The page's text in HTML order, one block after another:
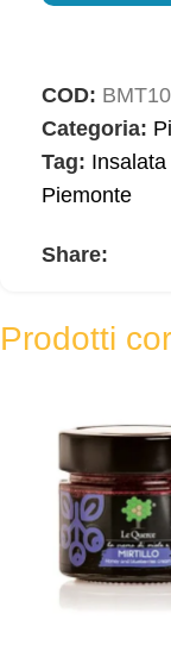
COD:
Categoria:
Tag:
Piemonte
Share:
Prodotti